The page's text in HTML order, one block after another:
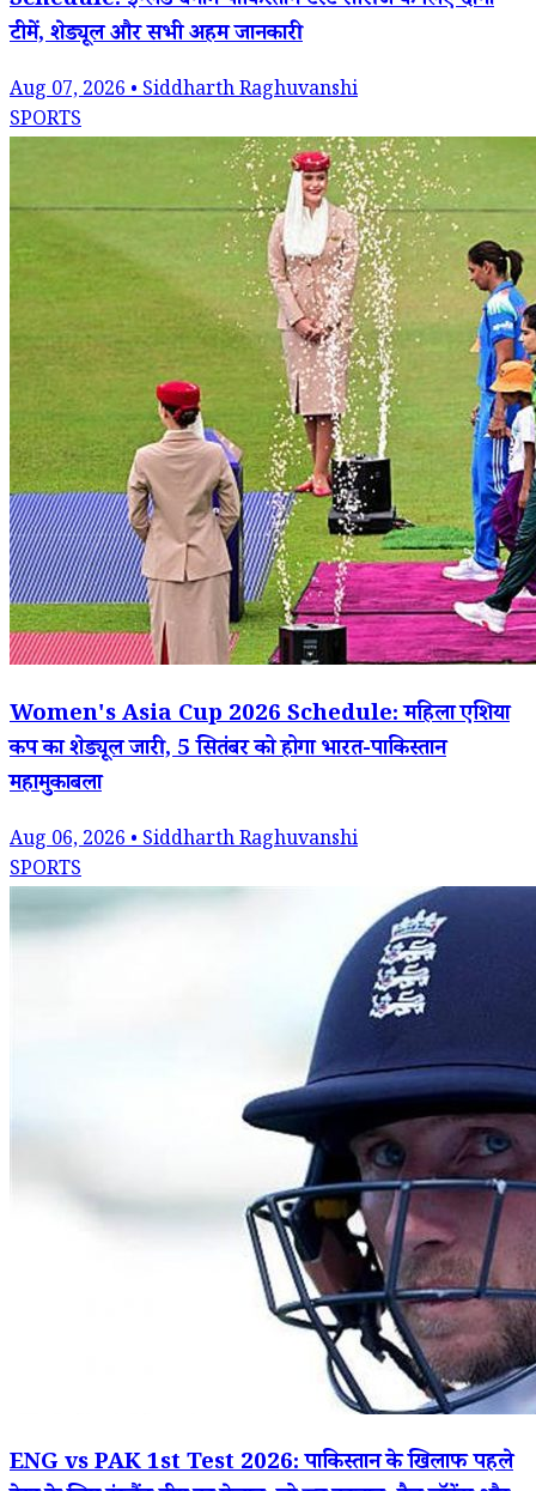
टीमें, शेड्यूल और सभी अहम जानकारी
Aug 07, 2026 • Siddharth Raghuvanshi
SPORTS
Women's Asia Cup 2026 Schedule: महिला एशिया
कप का शेड्यूल जारी, 5 सितंबर को होगा भारत-पाकिस्तान
महामुकाबला
Aug 06, 2026 • Siddharth Raghuvanshi
SPORTS
ENG vs PAK 1st Test 2026: पाकिस्तान के खिलाफ पहले